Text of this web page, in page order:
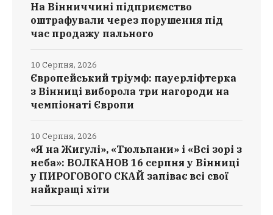
На Вінниччині підприємство
оштрафували через порушення під
час продажу пального
Європейський тріумф: пауерліфтерка
з Вінниці виборола три нагороди на
чемпіонаті Європи
10 Серпня, 2026
«Я на Жигулі», «Тюльпани» і «Всі зорі з
неба»: ВОЛКАНОВ 16 серпня у Вінниці
у ПИРОГОВОГО СКАЙ запіває всі свої
найкращі хіти
10 Серпня, 2026